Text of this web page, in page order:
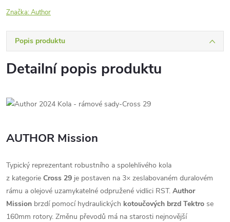
Značka:Author
Popis produktu
Detailní popis produktu
AUTHOR Mission
Typický reprezentant robustního a spolehlivého kola
z kategorie Cross 29 je postaven na 3× zeslabovaném duralovém
rámu a olejové uzamykatelné odpružené vidlici RST. Author
Mission brzdí pomocí hydraulických kotoučových brzd Tektro se
160mm rotory. Změnu převodů má na starosti nejnovější